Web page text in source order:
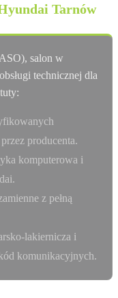
Tarnów
salon w
technicznej dla
producenta.
komputerowa i
z pełną
lakiernicza i
komunikacyjnych.